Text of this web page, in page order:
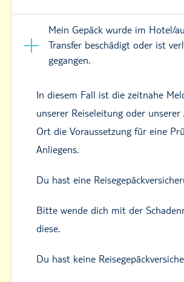
Mein Gepäck wurde im Hotel/
Transfer beschädigt oder ist
gegangen.
In diesem Fall ist die zeitnahe
unserer Reiseleitung oder
Ort die Voraussetzung für eine
Anliegens.
Du hast eine
Bitte wende dich mit der
diese.
Du hast keine